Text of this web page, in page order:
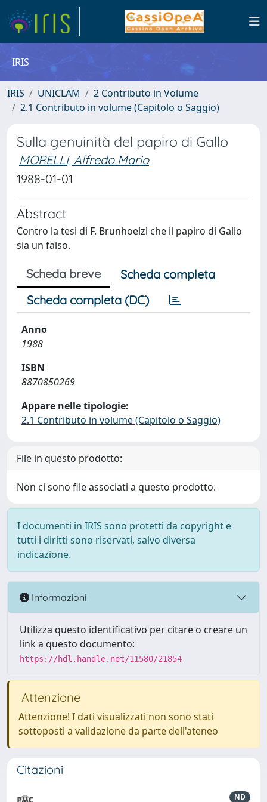
IRIS
IRIS UNICLAM
2 Contributo in Volume
2.1 Contributo in volume (Capitolo o Saggio)
Sulla genuinità del papiro di Gallo
MORELLI, Alfredo Mario
1988-01-01
Abstract
Contro la tesi di F. Brunhoelzl che il papiro di Gallo
sia un falso.
Scheda breve
Scheda completa
Scheda completa (DC)
Anno
1988
ISBN
8870850269
Appare nelle tipologie:
2.1 Contributo in volume (Capitolo o Saggio)
File in questo prodotto:
Non ci sono file associati a questo prodotto.
I documenti in IRIS sono protetti da copyright e
tutti i diritti sono riservati, salvo diversa
indicazione.
Informazioni
Utilizza questo identificativo per citare o creare un
link a questo documento:
https://hdl.handle.net/11580/21854
Attenzione
Attenzione! I dati visualizzati non sono stati
sottoposti a validazione da parte dell'ateneo
Citazioni
ND